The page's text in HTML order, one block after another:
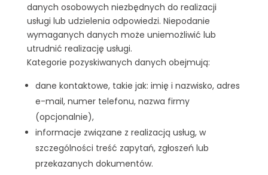
danych osobowych niezbędnych do realizacji
usługi lub udzielenia odpowiedzi. Niepodanie
wymaganych danych może uniemożliwić lub
utrudnić realizację usługi.
Kategorie pozyskiwanych danych obejmują:
dane kontaktowe, takie jak: imię i nazwisko, adres
e-mail, numer telefonu, nazwa firmy
(opcjonalnie),
informacje związane z realizacją usług, w
szczególności treść zapytań, zgłoszeń lub
przekazanych dokumentów.